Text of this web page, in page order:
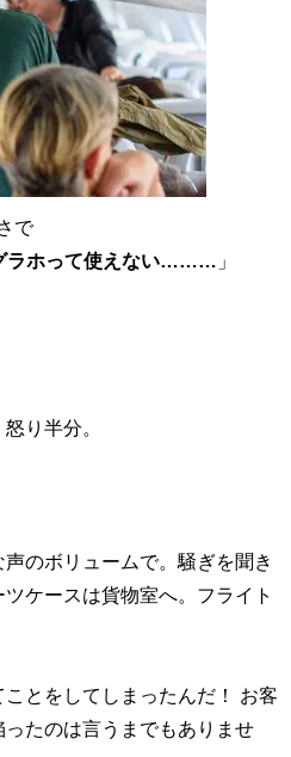
で
ラホって使えない……… 」
り半分。
のボリュームで。騒ぎを聞き
ケースは貨物室へ。フライト
とをしてしまったんだ！ お客
たのは言うまでもありませ